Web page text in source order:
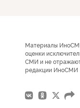
Материалы
оценки
СМИ и не
редакции ИноСМИ